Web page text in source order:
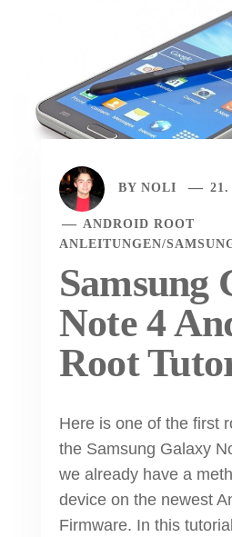
BY NOLI 21.
ANDROID ROOT
ANLEITUNGEN/
Samsung
Note 4
Root
Here is one of the first
the Samsung Galaxy
we already have a
device on the newest
Firmware. In this